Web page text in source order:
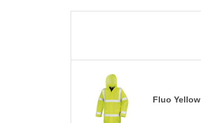
Fluo Yellow